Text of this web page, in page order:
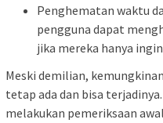
Penghematan waktu
pengguna dapat
jika mereka hanya
Meski demilian,
tetap ada dan bisa
melakukan pemeriksaan